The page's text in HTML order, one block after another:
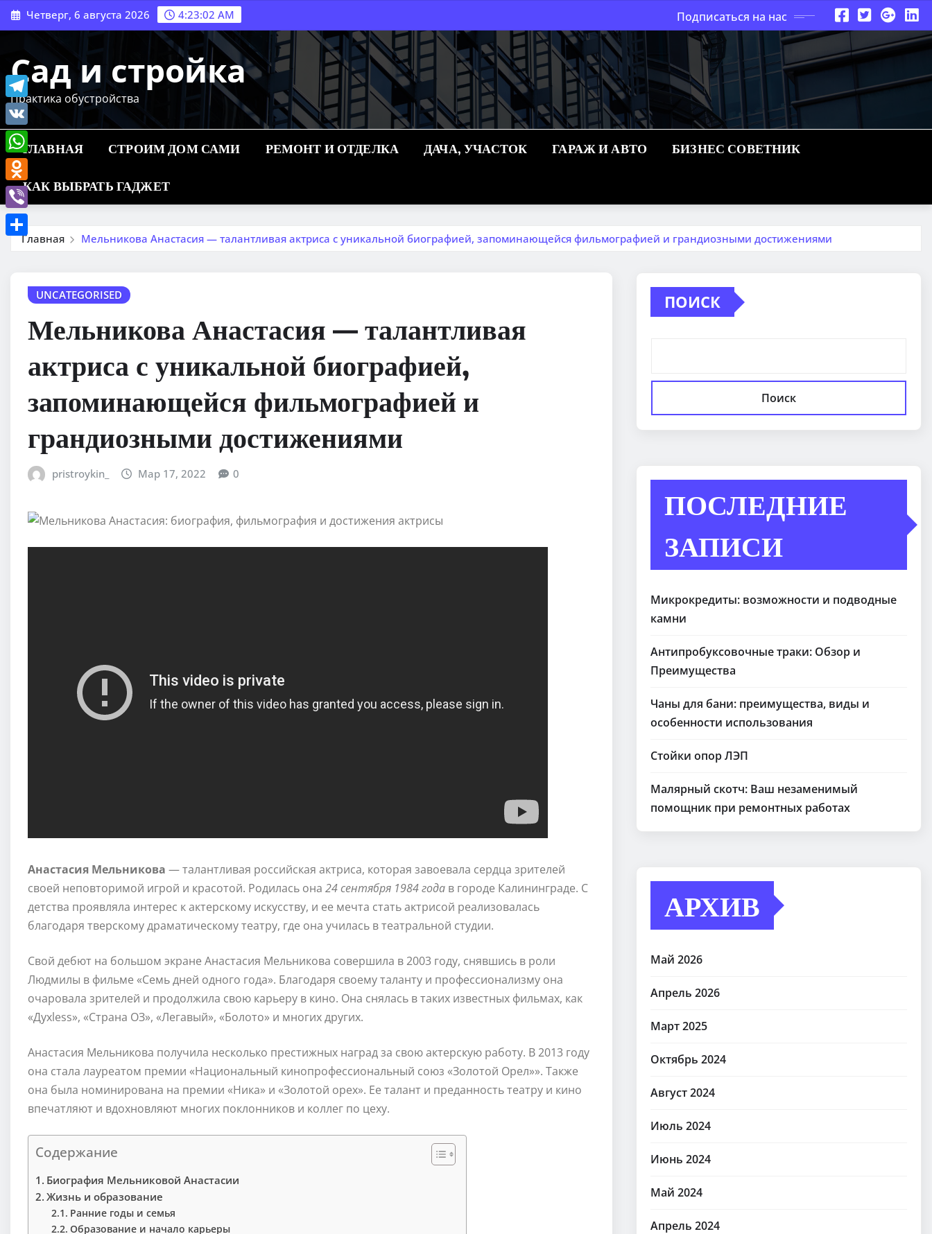
Перейти
к
Четверг, 6 августа 2026 4:23:03 AM Подписаться на нас
Сад и стройка
Практика обустройства
ГЛАВНАЯ СТРОИМ ДОМ САМИ РЕМОНТ И ОТДЕЛКА ДАЧА, УЧАСТОК ГАРАЖ И АВТО БИЗНЕС СОВЕТНИК
КАК ВЫБРАТЬ ГАДЖЕТ
Главная Мельникова Анастасия — талантливая актриса с уникальной биографией, запоминающейся фильмографией и грандиозными достижениями
UNCATEGORISED
Мельникова Анастасия — талантливая
актриса с уникальной биографией,
запоминающейся фильмографией и
грандиозными достижениями
pristroykin_ Мар 17, 2022 0
Анастасия Мельникова — талантливая российская актриса, которая завоевала сердца зрителей
своей неповторимой игрой и красотой. Родилась она 24 сентября 1984 года в городе Калининграде. С
детства проявляла интерес к актерскому искусству, и ее мечта стать актрисой реализовалась
благодаря тверскому драматическому театру, где она училась в театральной студии.
Свой дебют на большом экране Анастасия Мельникова совершила в 2003 году, снявшись в роли
Людмилы в фильме «Семь дней одного года». Благодаря своему таланту и профессионализму она
очаровала зрителей и продолжила свою карьеру в кино. Она снялась в таких известных фильмах, как
«Духless», «Страна ОЗ», «Легавый», «Болото» и многих других.
Анастасия Мельникова получила несколько престижных наград за свою актерскую работу. В 2013 году
она стала лауреатом премии «Национальный кинопрофессиональный союз «Золотой Орел»». Также
она была номинирована на премии «Ника» и «Золотой орех». Ее талант и преданность театру и кино
впечатляют и вдохновляют многих поклонников и коллег по цеху.
Содержание
Биография Мельниковой Анастасии
Жизнь и образование
Ранние годы и семья
Образование и начало карьеры
ПОИСК
Поиск
ПОСЛЕДНИЕ
ЗАПИСИ
Микрокредиты: возможности и подводные
камни
Антипробуксовочные траки: Обзор и
Преимущества
Чаны для бани: преимущества, виды и
особенности использования
Стойки опор ЛЭП
Малярный скотч: Ваш незаменимый
помощник при ремонтных работах
АРХИВ
Май 2026
Апрель 2026
Март 2025
Октябрь 2024
Август 2024
Июль 2024
Июнь 2024
Май 2024
Апрель 2024
Telegram
VK
WhatsApp
Odnoklassniki
Viber
Отправить